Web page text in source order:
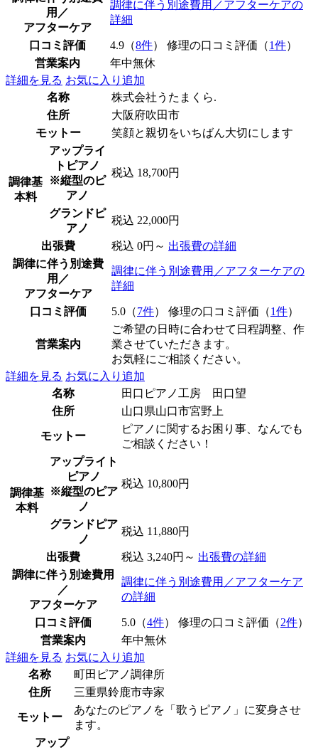
用／
アフターケア
調律に伴う別途費用／アフターケアの
詳細
口コミ評価 4.9（8件） 修理の口コミ評価（1件）
営業案内
年中無休
詳細を見る お気に入り追加
名称
株式会社うたまくら.
住所
大阪府吹田市
モットー
笑顔と親切をいちばん大切にします
調律基
本料
アップライ
トピアノ
※縦型のピ
アノ
税込 18,700円
グランドピ
アノ
税込 22,000円
出張費 税込 0円～ 出張費の詳細
調律に伴う別途費
用／
アフターケア
調律に伴う別途費用／アフターケアの
詳細
口コミ評価 5.0（7件） 修理の口コミ評価（1件）
営業案内
ご希望の日時に合わせて日程調整、作
業させていただきます。
お気軽にご相談ください。
詳細を見る お気に入り追加
名称
田口ピアノ工房 田口望
住所
山口県山口市宮野上
モットー
ピアノに関するお困り事、なんでも
ご相談ください！
調律基
本料
アップライト
ピアノ
※縦型のピア
ノ
税込 10,800円
グランドピア
ノ
税込 11,880円
出張費 税込 3,240円～ 出張費の詳細
調律に伴う別途費用
／
アフターケア
調律に伴う別途費用／アフターケア
の詳細
口コミ評価 5.0（4件） 修理の口コミ評価（2件）
営業案内
年中無休
詳細を見る お気に入り追加
名称
町田ピアノ調律所
住所
三重県鈴鹿市寺家
モットー
あなたのピアノを「歌うピアノ」に変身させ
ます。
アップ